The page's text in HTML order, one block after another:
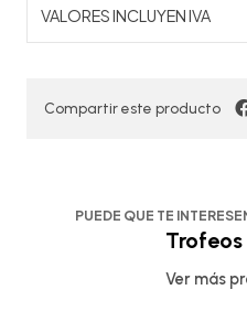
VALORES INCLUYEN IVA
Compartir este producto
PUEDE QUE TE
Ver más